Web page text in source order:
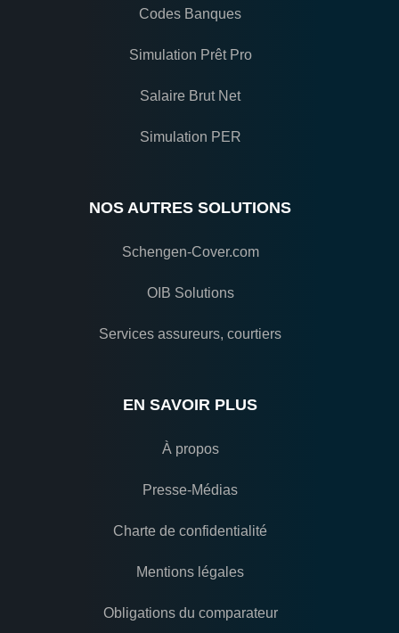
Codes Banques
Simulation Prêt Pro
Salaire Brut Net
Simulation PER
NOS AUTRES SOLUTIONS
Schengen-Cover.com
OIB Solutions
Services assureurs, courtiers
EN SAVOIR PLUS
À propos
Presse-Médias
Charte de confidentialité
Mentions légales
Obligations du comparateur